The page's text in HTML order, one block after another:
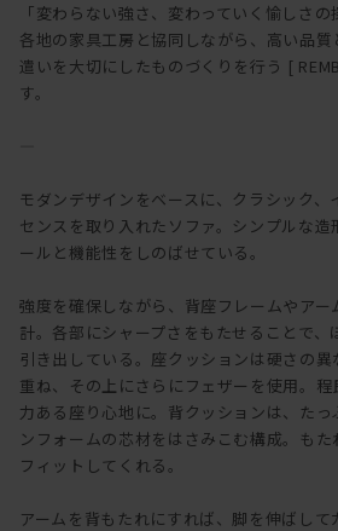
「変わらない強さ、変わっていく愉しさ
各地の家具工房と協同しながら、高い品
遣いを大切にしたものづくりを行う [
す。
モダンデザインをベースに、クラシック、
センスを取り入れたソファ。シンプルな
ールと機能性をしのばせている。
強度を確保しながら、背座フレームやアー
計。各部にシャープさをもたせることで、
引き出している。座クッションは硬さの
重ね、その上にさらにフェザーを使用。
力ある座り心地に。背クッションは、た
ンフォームの芯材をはさみこむ構成。も
フィットしてくれる。
アームを背もたれにすれば、脚を伸ばし